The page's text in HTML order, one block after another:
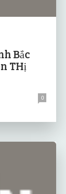
Bắc
THị
0